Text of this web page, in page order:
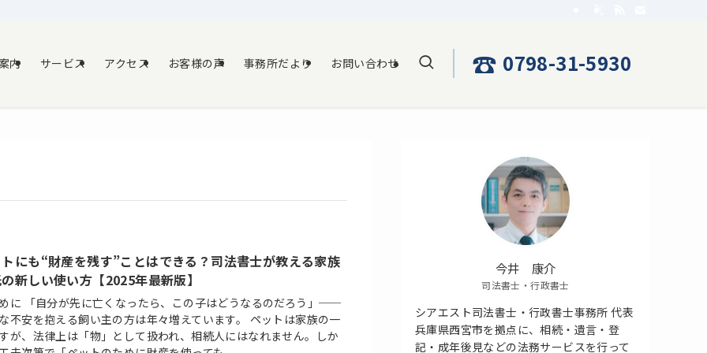
内 サービス アクセス お客様の声 事務所だより お問い合わせ ☎ 0798-31-5930
にも“財産を残す”ことはできる？司法書士が教える家族
新しい使い方【2025年最新版】
に 「自分が先に亡くなったら、この子はどうなるのだろう」──
不安を抱える飼い主の方は年々増えています。 ペットは家族の一
が、法律上は「物」として扱われ、相続人にはなれません。しか
今井 康介
司法書士・行政書士
シアエスト司法書士・行政書士事務所 代表
兵庫県西宮市を拠点に、相続・遺言・登
記・成年後見などの法務サービスを行って